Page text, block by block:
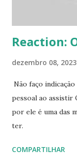
Reaction:
dezembro 08, 2023
Não faço indicação
pessoal ao assistir
por ele é uma das
ter.
COMPARTILHAR